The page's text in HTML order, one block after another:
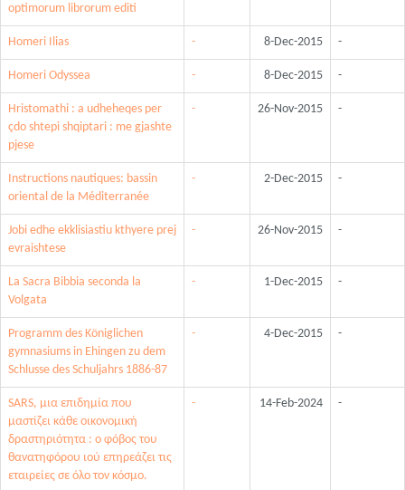
optimorum librorum editi
Homeri Ilias - 8-Dec-2015 -
Homeri Odyssea - 8-Dec-2015 -
Hristomathi : a udheheqes per
çdo shtepi shqiptari : me gjashte
pjese
- 26-Nov-2015 -
Instructions nautiques: bassin
oriental de la Méditerranée
- 2-Dec-2015 -
Jobi edhe ekklisiastiu kthyere prej
evraishtese
- 26-Nov-2015 -
La Sacra Bibbia seconda la
Volgata
- 1-Dec-2015 -
Programm des Königlichen
gymnasiums in Ehingen zu dem
Schlusse des Schuljahrs 1886-87
- 4-Dec-2015 -
SARS, μια επιδημία που
μαστίζει κάθε οικονομική
δραστηριότητα : ο φόβος του
θανατηφόρου ιού επηρεάζει τις
εταιρείες σε όλο τον κόσμο.
- 14-Feb-2024 -